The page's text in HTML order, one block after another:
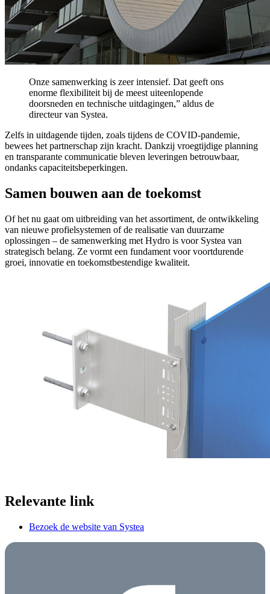
Onze samenwerking is zeer intensief. Dat geeft ons
enorme flexibiliteit bij de meest uiteenlopende
doorsneden en technische uitdagingen,” aldus de
directeur van Systea.
Zelfs in uitdagende tijden, zoals tijdens de COVID-pandemie,
bewees het partnerschap zijn kracht. Dankzij vroegtijdige planning
en transparante communicatie bleven leveringen betrouwbaar,
ondanks capaciteitsbeperkingen.
Samen bouwen aan de toekomst
Of het nu gaat om uitbreiding van het assortiment, de ontwikkeling
van nieuwe profielsystemen of de realisatie van duurzame
oplossingen – de samenwerking met Hydro is voor Systea van
strategisch belang. Ze vormt een fundament voor voortdurende
groei, innovatie en toekomstbestendige kwaliteit.
Relevante link
Bezoek de website van Systea